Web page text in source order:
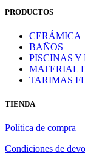
PRODUCTOS
CERÁMICA
BAÑOS
PISCINAS Y
MATERIAL
TARIMAS
TIENDA
Política de compra
Condiciones de